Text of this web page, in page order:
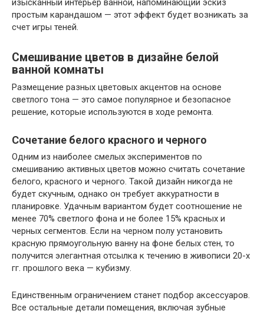
изысканный интерьер ванной, напоминающий эскиз
простым карандашом — этот эффект будет возникать за
счет игры теней.
Смешивание цветов в дизайне белой
ванной комнаты
Размещение разных цветовых акцентов на основе
светлого тона — это самое популярное и безопасное
решение, которые используются в ходе ремонта.
Сочетание белого красного и черного
Одним из наиболее смелых экспериментов по
смешиванию активных цветов можно считать сочетание
белого, красного и черного. Такой дизайн никогда не
будет скучным, однако он требует аккуратности в
планировке. Удачным вариантом будет соотношение не
менее 70% светлого фона и не более 15% красных и
черных сегментов. Если на черном полу установить
красную прямоугольную ванну на фоне белых стен, то
получится элегантная отсылка к течению в живописи 20-х
гг. прошлого века — кубизму.
Единственным ограничением станет подбор аксессуаров.
Все остальные детали помещения, включая зубные